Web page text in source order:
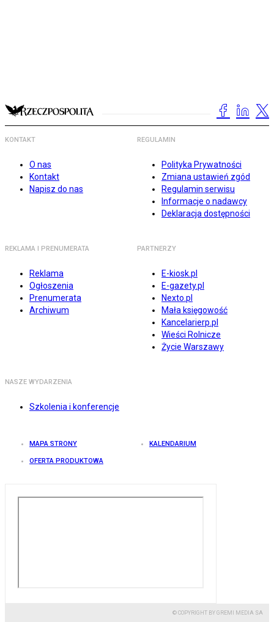
KONTAKT
O nas
Kontakt
Napisz do nas
REGULAMIN
Polityka Prywatności
Zmiana ustawień zgód
Regulamin serwisu
Informacje o nadawcy
Deklaracja dostępności
REKLAMA I PRENUMERATA
Reklama
Ogłoszenia
Prenumerata
Archiwum
PARTNERZY
E-kiosk.pl
E-gazety.pl
Nexto.pl
Mała księgowość
Kancelarierp.pl
Wieści Rolnicze
Życie Warszawy
NASZE WYDARZENIA
Szkolenia i konferencje
MAPA STRONY KALENDARIUM
OFERTA PRODUKTOWA
© COPYRIGHT BY GREMI MEDIA SA